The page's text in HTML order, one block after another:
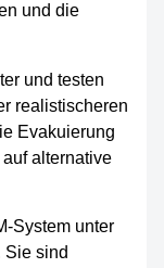
und die
und testen
realistischeren
Evakuierung
alternative
System unter
Sie sind